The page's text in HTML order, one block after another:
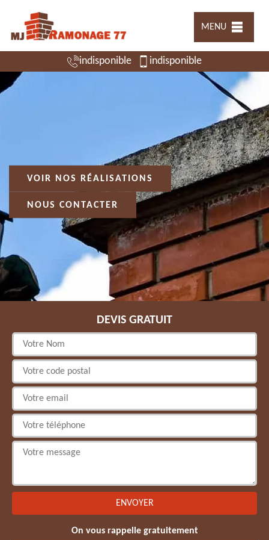
MENU
indisponible indisponible
VOIR NOS RÉALISATIONS
NOUS CONTACTER
DEVIS GRATUIT
On vous rappelle gratuitement